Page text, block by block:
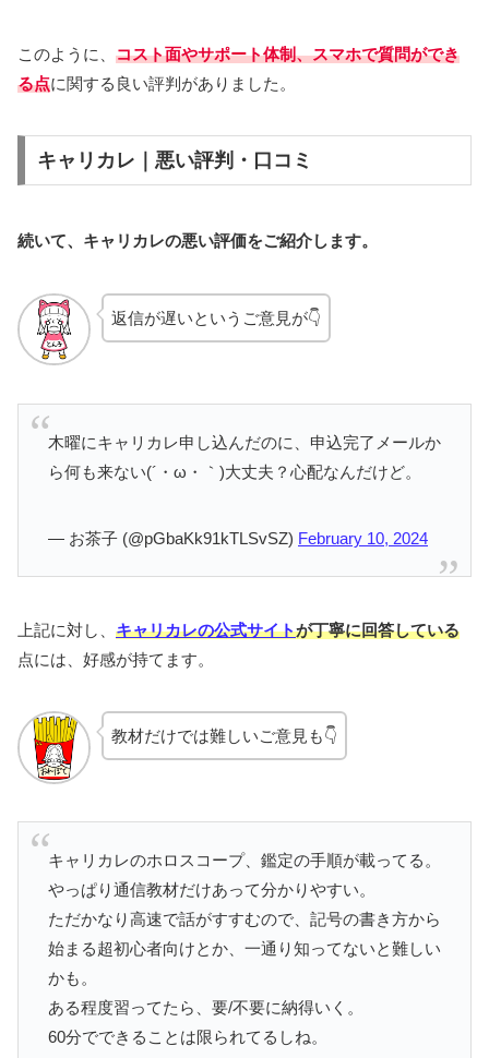
このように、 コスト面やサポート体制、スマホで質問ができ
る点に関する良い評判がありました。
キャリカレ｜悪い評判・口コミ
続いて、 キャリカレの悪い評価をご紹介します。
返信が遅いというご意見が👇
木曜にキャリカレ申し込んだのに、申込完了メールか
ら何も来ない(´・ω・｀)大丈夫？心配なんだけど。
— お茶子 (@pGbaKk91kTLSvSZ) February 10, 2024
上記に対し、 キャリカレの公式サイトが丁寧に回答している
点には、好感が持てます。
教材だけでは難しいご意見も👇
キャリカレのホロスコープ、鑑定の手順が載ってる。
やっぱり通信教材だけあって分かりやすい。
ただかなり高速で話がすすむので、記号の書き方から
始まる超初心者向けとか、一通り知ってないと難しい
かも。
ある程度習ってたら、要/不要に納得いく。
60分でできることは限られてるしね。